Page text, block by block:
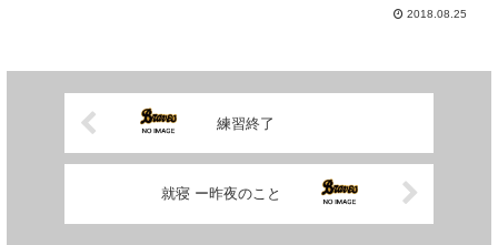
2018.08.25
練習終了
就寝 ー昨夜のこと